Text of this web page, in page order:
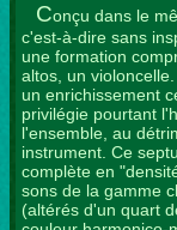
Conçu dans le
c'est-à-dire sans
une formation
altos, un
un enrichissement
privilégie pourtant
l'ensemble, au
instrument. Ce
complète en
sons de la gamme
(altérés d'un quart